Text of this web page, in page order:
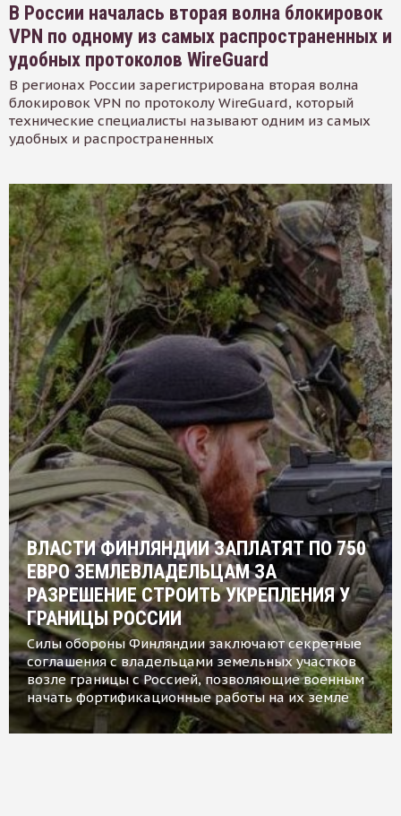
В России началась вторая волна блокировок
VPN по одному из самых распространенных и
удобных протоколов WireGuard
В регионах России зарегистрирована вторая волна
блокировок VPN по протоколу WireGuard, который
технические специалисты называют одним из самых
удобных и распространенных
ВЛАСТИ ФИНЛЯНДИИ ЗАПЛАТЯТ ПО 750
ЕВРО ЗЕМЛЕВЛАДЕЛЬЦАМ ЗА
РАЗРЕШЕНИЕ СТРОИТЬ УКРЕПЛЕНИЯ У
ГРАНИЦЫ РОССИИ
Силы обороны Финляндии заключают секретные
соглашения с владельцами земельных участков
возле границы с Россией, позволяющие военным
начать фортификационные работы на их земле